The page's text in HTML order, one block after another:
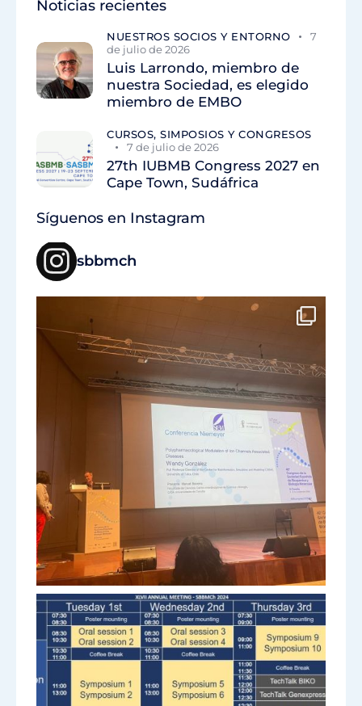
Noticias recientes
NUESTROS SOCIOS Y ENTORNO
7
de julio de 2026
Luis Larrondo, miembro de
nuestra Sociedad, es elegido
miembro de EMBO
CURSOS, SIMPOSIOS Y CONGRESOS
7 de julio de 2026
27th IUBMB Congress 2027 en
Cape Town, Sudáfrica
Síguenos en Instagram
sbbmch